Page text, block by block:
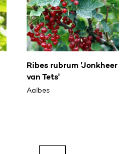
Ribes rubrum 'Jonkheer
van Tets'
Aalbes